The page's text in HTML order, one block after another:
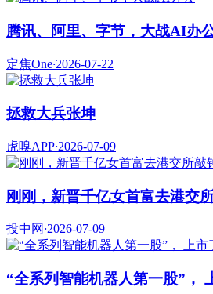
腾讯、阿里、字节，大战AI办
定焦One·2026-07-22
拯救大兵张坤
虎嗅APP·2026-07-09
刚刚，新晋千亿女首富去港交
投中网 ·2026-07-09
“全系列智能机器人第一股”，